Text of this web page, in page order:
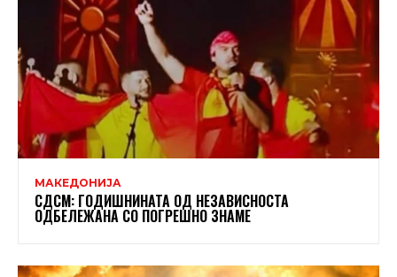
МАКЕДОНИЈА
СДСМ: ГОДИШНИНАТА ОД НЕЗАВИСНОСТА
ОДБЕЛЕЖАНА СО ПОГРЕШНО ЗНАМЕ